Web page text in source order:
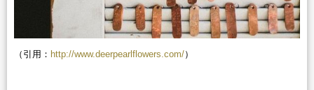
（引用： http://www.deerpearlflowers.com/）